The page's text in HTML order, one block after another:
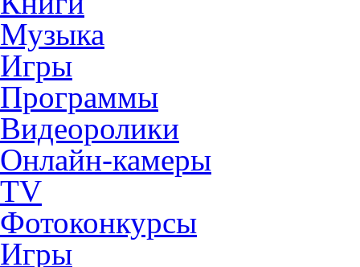
Музыка
Игры
Программы
Видеоролики
Онлайн-камеры
TV
Фотоконкурсы
Игры